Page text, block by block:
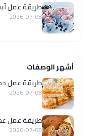
طريقة عمل
2026-07-08
أشهر الوصفات
طريقة عمل
2026-07-08
طريقة عمل
2026-07-08